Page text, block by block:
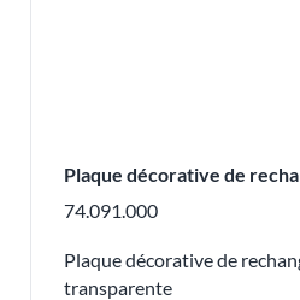
Plaque décorative de
74.091.000
Plaque décorative de
transparente